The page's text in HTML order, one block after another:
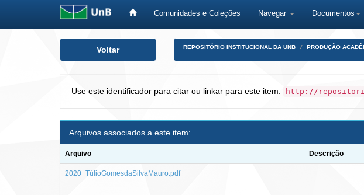
Comunidades e Coleções Navegar Documentos
Voltar REPOSITÓRIO INSTITUCIONAL DA UNB PRODUÇÃO
Use este identificador para citar ou linkar para este item: http://
Arquivos associados a este item:
Arquivo Descrição
2020_TúlioGomesdaSilvaMauro.pdf